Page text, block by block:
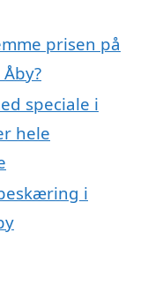
prisen på
speciale i
hele
i